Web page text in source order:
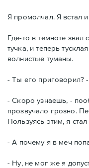
Я промолчал. Я встал
Где-то в темноте
тучка, и теперь
волнистые туманы.
- Ты его приговорил?
- Скоро узнаешь, -
прозвучало грозно.
Пользуясь этим, я
- А почему я в меч
- Ну, не мог же я